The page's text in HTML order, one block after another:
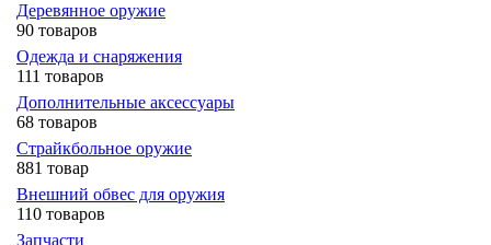
Деревянное оружие
90 товаров
Одежда и снаряжения
111 товаров
Дополнительные аксессуары
68 товаров
Страйкбольное оружие
881 товар
Внешний обвес для оружия
110 товаров
Запчасти